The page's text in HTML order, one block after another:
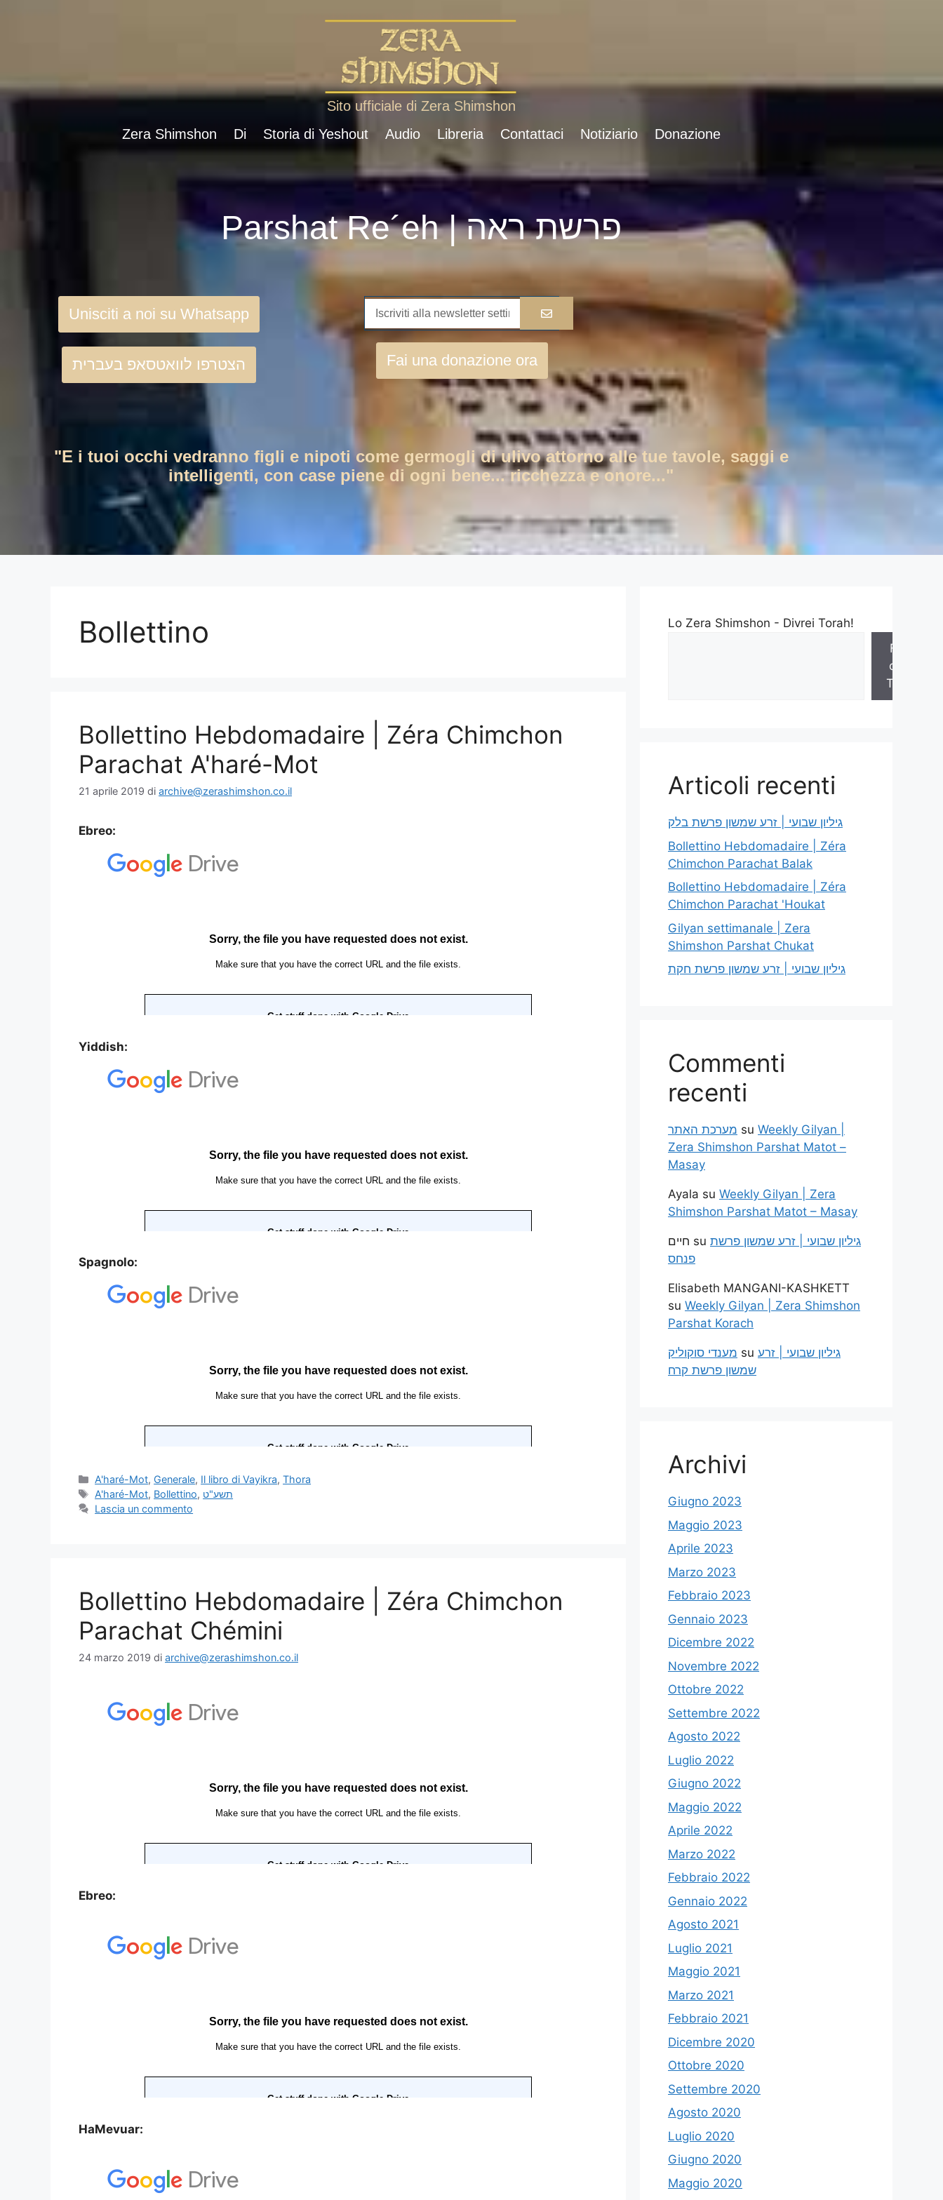
Sito ufficiale di Zera Shimshon
Zera Shimshon
Di Storia di Yeshout Audio Libreria Contattaci Notiziario Donazione
Parshat Re´eh | פרשת ראה
Unisciti a noi su Whatsapp
הצטרפו לוואטסאפ בעברית Fai una donazione ora
"E i tuoi occhi vedranno figli e nipoti come germogli di ulivo attorno alle tue tavole, saggi e
intelligenti, con case piene di ogni bene... ricchezza e onore..."
Bollettino
Bollettino Hebdomadaire | Zéra Chimchon
Parachat A'haré-Mot
21 aprile 2019 di archive@zerashimshon.co.il
Ebreo:
Yiddish:
Spagnolo:
A'haré-Mot, Generale, Il libro di Vayikra,Thora
A'haré-Mot, Bollettino, תשע"ט
Lascia un commento
Bollettino Hebdomadaire | Zéra Chimchon
Parachat Chémini
24 marzo 2019 di archive@zerashimshon.co.il
Ebreo:
HaMevuar:
Lo Zera Shimshon - Divrei Torah!
Fogli
della
Torah
Articoli recenti
גיליון שבועי | זרע שמשון פרשת בלק
Bollettino Hebdomadaire | Zéra
Chimchon Parachat Balak
Bollettino Hebdomadaire | Zéra
Chimchon Parachat 'Houkat
Gilyan settimanale | Zera
Shimshon Parshat Chukat
גיליון שבועי | זרע שמשון פרשת חקת
Commenti
recenti
מערכת האתר su Weekly Gilyan |
Zera Shimshon Parshat Matot –
Masay
Ayala su Weekly Gilyan | Zera
Shimshon Parshat Matot – Masay
חיים su גיליון שבועי | זרע שמשון פרשת
פנחס
Elisabeth MANGANI-KASHKETT
su Weekly Gilyan | Zera Shimshon
Parshat Korach
מענדי סוקוליק su גיליון שבועי | זרע
שמשון פרשת קרח
Archivi
Giugno 2023
Maggio 2023
Aprile 2023
Marzo 2023
Febbraio 2023
Gennaio 2023
Dicembre 2022
Novembre 2022
Ottobre 2022
Settembre 2022
Agosto 2022
Luglio 2022
Giugno 2022
Maggio 2022
Aprile 2022
Marzo 2022
Febbraio 2022
Gennaio 2022
Agosto 2021
Luglio 2021
Maggio 2021
Marzo 2021
Febbraio 2021
Dicembre 2020
Ottobre 2020
Settembre 2020
Agosto 2020
Luglio 2020
Giugno 2020
Maggio 2020